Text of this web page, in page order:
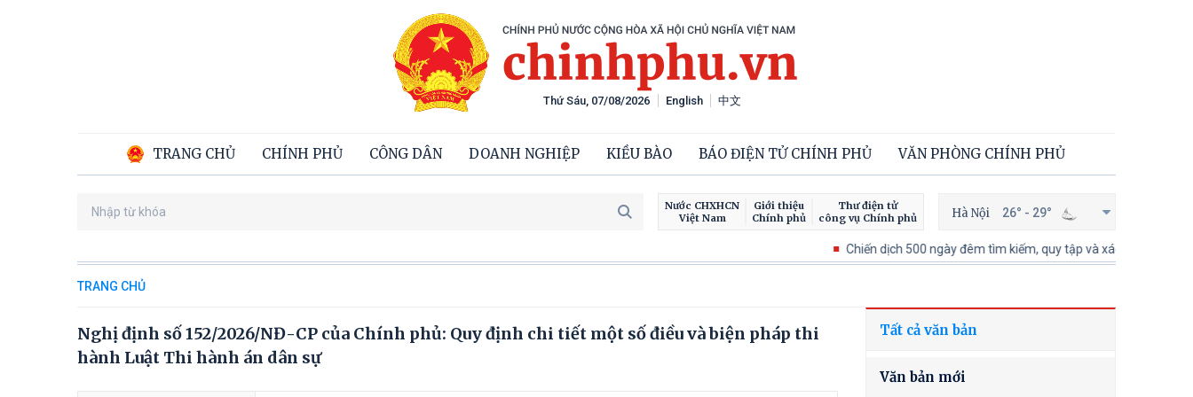
English 中文
TRANG CHỦ CHÍNH PHỦ CÔNG DÂN DOANH NGHIỆP KIỀU BÀO BÁO ĐIỆN TỬ CHÍNH PHỦ VĂN PHÒNG CHÍNH PHỦ
Thứ Sáu, 07/08/2026
Nước CHXHCN
Việt Nam
Giới thiệu
Chính phủ
Thư điện tử
công vụ Chính phủ
Hà Nội 26° - 29°
Chiến dịch 500 ngày đêm tìm kiếm, quy tập và xác định danh tính hài
TRANG CHỦ
Nghị định số 152/2026/NĐ-CP của Chính phủ: Quy định chi tiết một số điều và biện pháp thi
hành Luật Thi hành án dân sự
Tất cả văn bản
Văn bản mới